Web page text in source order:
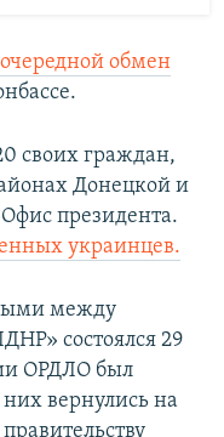
очередной обмен
своих граждан,
Донецкой и
президента.
украинцев.
между
состоялся 29
ОРДЛО был
вернулись на